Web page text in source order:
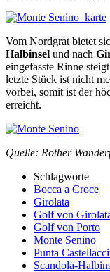
Vom Nordgrat bietet
Halbinsel und nach
eingefasste Rinne
letzte Stück ist nicht
vorbei, somit ist der
erreicht.
Quelle: Rother
Schlagworte
Bocca a Croce
Girolata
Golf von
Golf von Porto
Monte Senino
Punta
Scandola-